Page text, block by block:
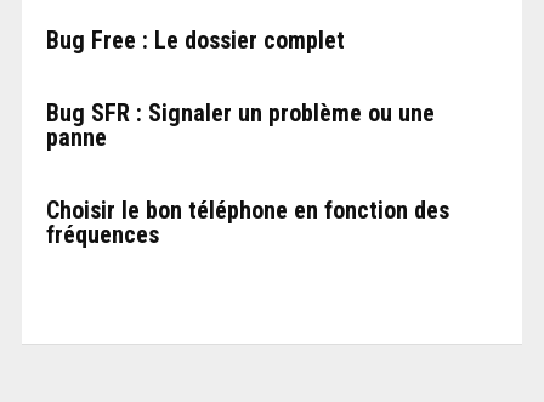
Bug Free : Le dossier complet
Bug SFR : Signaler un problème ou une
panne
Choisir le bon téléphone en fonction des
fréquences